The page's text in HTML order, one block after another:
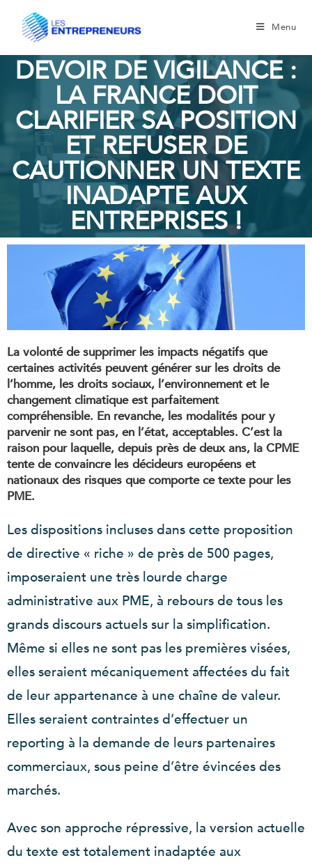
Menu
DEVOIR DE VIGILANCE :
LA FRANCE DOIT
CLARIFIER SA POSITION
ET REFUSER DE
CAUTIONNER UN TEXTE
INADAPTE AUX
ENTREPRISES !
La volonté de supprimer les impacts négatifs que
certaines activités peuvent générer sur les droits de
l’homme, les droits sociaux, l’environnement et le
changement climatique est parfaitement
compréhensible. En revanche, les modalités pour y
parvenir ne sont pas, en l’état, acceptables. C’est la
raison pour laquelle, depuis près de deux ans, la CPME
tente de convaincre les décideurs européens et
nationaux des risques que comporte ce texte pour les
PME.
Les dispositions incluses dans cette proposition
de directive « riche » de près de 500 pages,
imposeraient une très lourde charge
administrative aux PME, à rebours de tous les
grands discours actuels sur la simplification.
Même si elles ne sont pas les premières visées,
elles seraient mécaniquement affectées du fait
de leur appartenance à une chaîne de valeur.
Elles seraient contraintes d’effectuer un
reporting à la demande de leurs partenaires
commerciaux, sous peine d’être évincées des
marchés.
Avec son approche répressive, la version actuelle
du texte est totalement inadaptée aux